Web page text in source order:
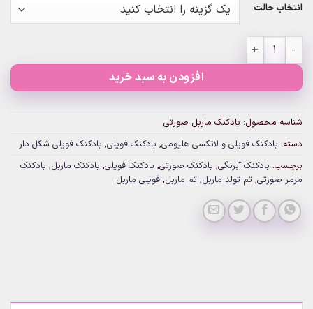
انتخاب حالت
بادکنک ماربل صورتی عدد
افزودن به سبد خرید
شناسه محصول: بادکنک ماربل صورتی
دسته: بادکنک فویلی و لاتکسی هلیومی, بادکنک فویلی, بادکنک فویلی شکل دار
برچسب: بادکنک آبرنگی, بادکنک صورتی, بادکنک فویلی, بادکنک ماربل, بادکنک
مرمر صورتی, تم تولد ماربل, تم ماربل, فویلی ماربل